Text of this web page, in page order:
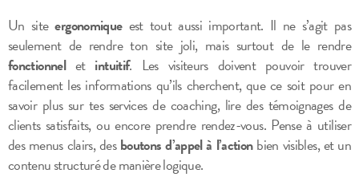
Un siteergonomiqueest tout aussi important. Il ne s’agit pas
seulement de rendre ton site joli, mais surtout de le rendre
fonctionnelet intuitif. Les visiteurs doivent pouvoir trouver
facilement les informations qu’ils cherchent, que ce soit pour en
savoir plus sur tes services de coaching, lire des témoignages de
clients satisfaits, ou encore prendre rendez-vous. Pense à utiliser
des menus clairs, desboutons d’appel à l’actionbien visibles, et un
contenu structuré de manière logique.